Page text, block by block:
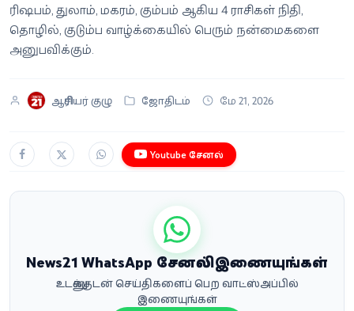
தமிழ்
ரிஷபம், துலாம், மகரம், கும்பம் ஆகிய 4 ராசிகள் நிதி,
தொழில், குடும்ப வாழ்க்கையில் பெரும் நன்மைகளை
அனுபவிக்கும்.
ஆசிரியர் குழு ஜோதிடம் மே 21, 2026
Youtube சேனல்
News21 WhatsApp சேனலில் இணையுங்கள்
உடனுக்குடன் செய்திகளைப் பெற வாட்ஸ்அப்பில்
இணையுங்கள்